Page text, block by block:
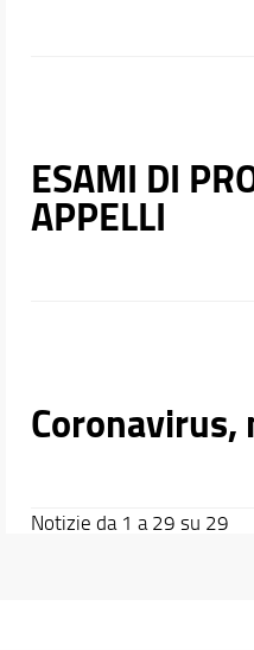
ESAMI DI
APPELLI
Notizie da 1 a 29 su 29